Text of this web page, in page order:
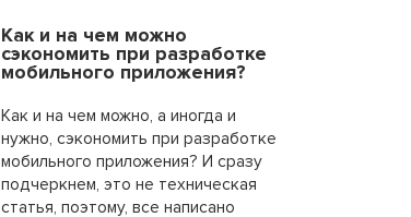
Как и на чем можно
сэкономить при разработке
мобильного приложения?
Как и на чем можно, а иногда и
нужно, сэкономить при разработке
мобильного приложения? И сразу
подчеркнем, это не техническая
статья, поэтому, все написано